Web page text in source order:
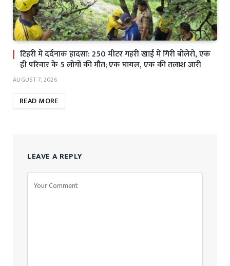
टिहरी में दर्दनाक हादसा: 250 मीटर गहरी खाई में गिरी बोलेरो, एक
ही परिवार के 5 लोगों की मौत; एक घायल, एक की तलाश जारी
AUGUST 7, 2026
READ MORE
LEAVE A REPLY